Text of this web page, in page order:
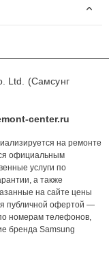
Ltd. (Самсунг
center.ru
на ремонте
официальным
услуги по
а также
на сайте цены
публичной офертой —
номерам телефонов,
бренда Samsung